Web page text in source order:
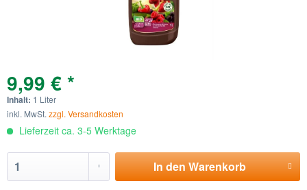
9,99 € *
Inhalt: 1 Liter
inkl. MwSt. zzgl. Versandkosten
Lieferzeit ca. 3-5 Werktage
In denWarenkorb